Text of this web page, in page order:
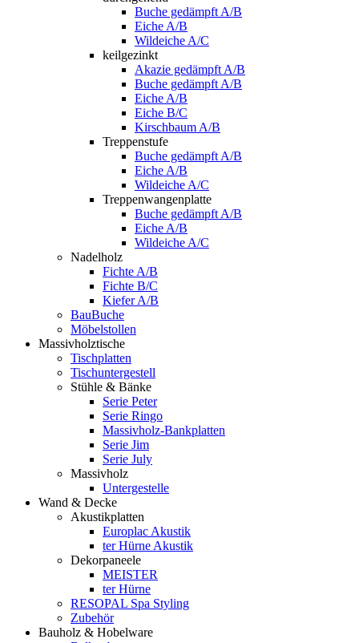
Buche gedämpft A/B
Eiche A/B
Wildeiche A/C
keilgezinkt
Akazie gedämpft A/B
Buche gedämpft A/B
Eiche A/B
Eiche B/C
Kirschbaum A/B
Treppenstufe
Buche gedämpft A/B
Eiche A/B
Wildeiche A/C
Treppenwangenplatte
Buche gedämpft A/B
Eiche A/B
Wildeiche A/C
Nadelholz
Fichte A/B
Fichte B/C
Kiefer A/B
BauBuche
Möbelstollen
Massivholztische
Tischplatten
Tischuntergestell
Stühle & Bänke
Serie Peter
Serie Ringo
Massivholz-Bankplatten
Serie Jim
Serie July
Massivholz
Untergestelle
Wand & Decke
Akustikplatten
Europlac Akustik
ter Hürne Akustik
Dekorpaneele
MEISTER
ter Hürne
RESOPAL Spa Styling
Zubehör
Bauholz & Hobelware